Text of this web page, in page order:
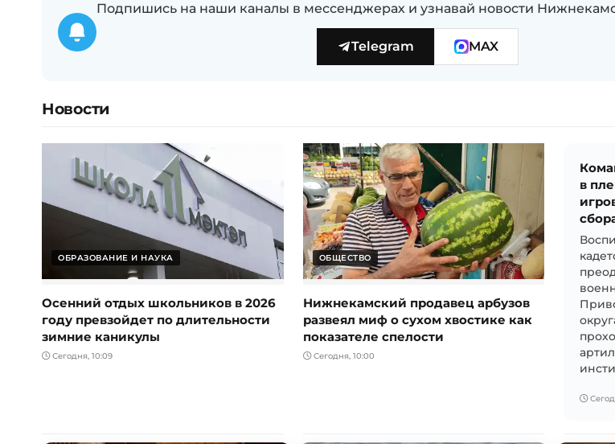
Подпишись на наши каналы в мессенджерах и узнавай новости
Telegram MAX
Новости
ОБРАЗОВАНИЕ И НАУКА
Осенний отдых школьников в 2026
году превзойдет по длительности
зимние каникулы
Сегодня, 10:09
ОБЩЕСТВО
Нижнекамский продавец арбузов
развеял миф о сухом хвостике как
показателе спелости
Сегодня, 10:00
в